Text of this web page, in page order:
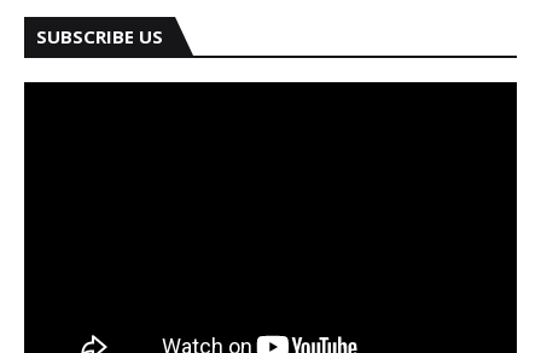
SUBSCRIBE US